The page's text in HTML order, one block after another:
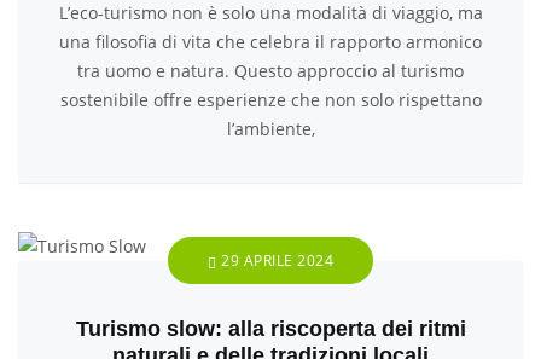
L’eco-turismo non è solo una modalità di viaggio, ma
una filosofia di vita che celebra il rapporto armonico
tra uomo e natura. Questo approccio al turismo
sostenibile offre esperienze che non solo rispettano
l’ambiente,
29 APRILE 2024
Turismo slow: alla riscoperta dei ritmi